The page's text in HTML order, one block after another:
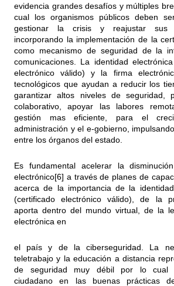
evidencia grandes desafíos y múltiples
cual los organismos públicos deben
gestionar la crisis y reajustar sus
incorporando la implementación de la
como mecanismo de seguridad de la
comunicaciones. La identidad
electrónico válido) y la firma
tecnológicos que ayudan a reducir los
garantizar altos niveles de seguridad,
colaborativo, apoyar las labores
gestión mas eficiente, para el
administración y el e-gobierno,
entre los órganos del estado.
Es fundamental acelerar la
electrónico[6] a través de planes de
acerca de la importancia de la
(certificado electrónico válido), de la
aporta dentro del mundo virtual, de la
electrónica en
el país y de la ciberseguridad. La
teletrabajo y la educación a distancia
de seguridad muy débil por lo cual
ciudadano en las buenas prácticas